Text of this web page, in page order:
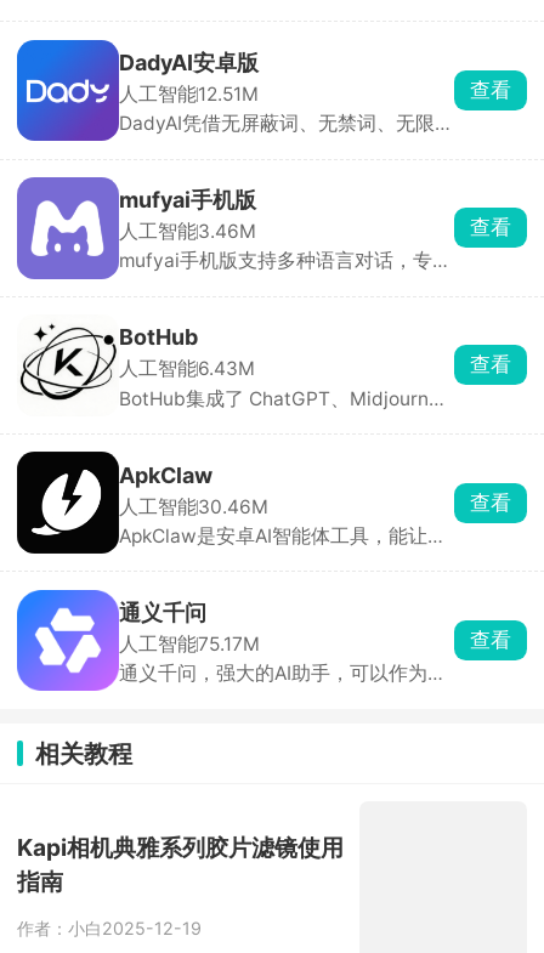
览、改界面、打包发布。社区里有超多
别人做好的应用能直接玩，普通人也能
把想法变成真应用。
DadyAI安卓版
人工智能12.51M
DadyAI凭借无屏蔽词、无禁词、无限制
代、奇幻、病娇、治愈等多种类型，可
通过搜索或分类快速找到心仪对象。除
了现有角色，你还能根据喜欢的人的性
格、身份、声音自定义创建专属角色
查看
mufyai手机版
人工智能3.46M
mufyai手机版支持多种语言对话，专为
谁。平台还设有AI酒馆、角色卡社区等
多元玩法，超多用户分享的剧情内容与
角色卡可直接使用，登录即自动签到获
得猫粮用于对话。
查看
BotHub
人工智能6.43M
BotHub集成了 ChatGPT、Midjourney
能，可在一个应用内自由切换模型。还
能自定义 AI 助手与对话参数，适合办
公、创作、学习等场景。
查看
ApkClaw
人工智能30.46M
ApkClaw是安卓AI智能体工具，能让普
+主流大模型。可过钉钉、飞书、QQ、
Discord 远程发指令，实现远程打卡、
签到，自动处理弹窗、闪退、网络异
常。
查看
通义千问
人工智能75.17M
通义千问，强大的AI助手，可以作为你
种难题。强大的AI生成工具，只需要输
入你的需求信息，囊括全网答案，给出
硬。
查看
相关教程
指南
作者：小白